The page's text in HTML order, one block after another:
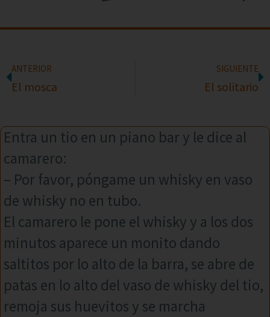
ANTERIOR
El mosca
SIGUIENTE
El solitario
Entra un tio en un piano bar y le dice al
camarero:
– Por favor, póngame un whisky en vaso
de whisky no en tubo.
El camarero le pone el whisky y a los dos
minutos aparece un monito dando
saltitos por lo alto de la barra, se abre de
patas en lo alto del vaso de whisky del tio,
remoja sus huevitos y se marcha